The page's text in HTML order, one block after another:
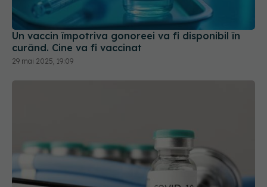
Un vaccin împotriva gonoreei va fi disponibil în
curând. Cine va fi vaccinat
29 mai 2025, 19:09